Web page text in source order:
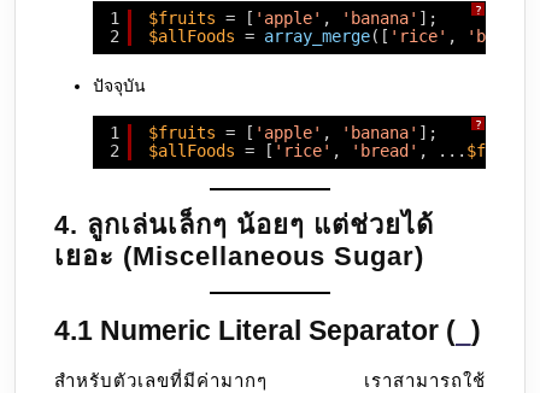
?
1
2
$fruits = [ 'apple' , 'banana' ];
$allFoods = array_merge([ 'rice' , 'bread'
ปัจจุบัน
?
1
2
$fruits = [ 'apple' , 'banana' ];
$allFoods = [ 'rice' , 'bread' , ... $fruits
4. ลูกเล่นเล็กๆ น้อยๆ แต่ช่วยได้
เยอะ (Miscellaneous Sugar)
4.1 Numeric Literal Separator ( )
สำหรับตัวเลขที่มีค่ามากๆ เราสามารถใช้